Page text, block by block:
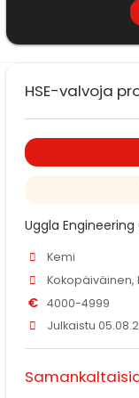
HSE-valvoja
Uggla Engineering
Kemi
€
4000-4999
Julkaistu